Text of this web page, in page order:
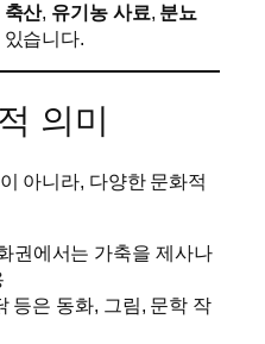
축산, 유기농 사료, 분뇨
습니다.
의미
아니라, 다양한 문화적
권에서는 가축을 제사나
등은 동화, 그림, 문학 작